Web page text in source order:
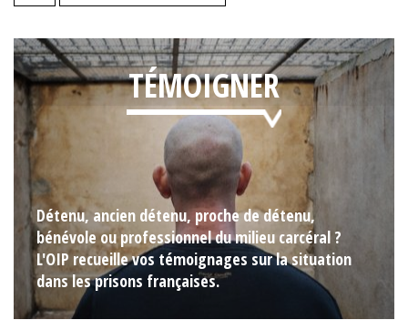
TÉMOIGNER
Détenu, ancien détenu, proche de détenu,
bénévole ou professionnel du milieu carcéral ?
L'OIP recueille vos témoignages sur la situation
dans les prisons françaises.